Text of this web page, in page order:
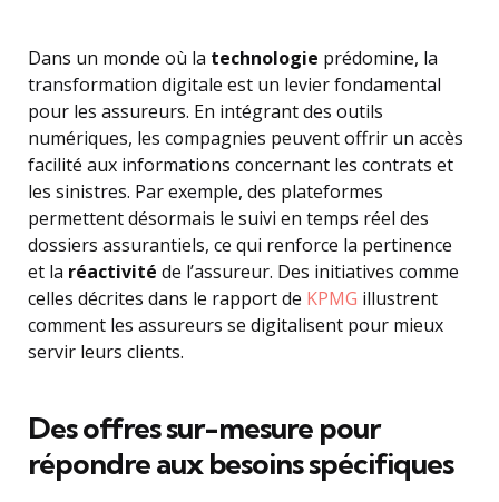
Dans un monde où la technologie prédomine, la
transformation digitale est un levier fondamental
pour les assureurs. En intégrant des outils
numériques, les compagnies peuvent offrir un accès
facilité aux informations concernant les contrats et
les sinistres. Par exemple, des plateformes
permettent désormais le suivi en temps réel des
dossiers assurantiels, ce qui renforce la pertinence
et la réactivité de l’assureur. Des initiatives comme
celles décrites dans le rapport de KPMG illustrent
comment les assureurs se digitalisent pour mieux
servir leurs clients.
Des offres sur-mesure pour
répondre aux besoins spécifiques